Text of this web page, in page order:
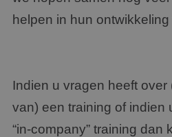
helpen in hun
Indien u vragen heeft over
van) een training of indien
“in-company” training dan